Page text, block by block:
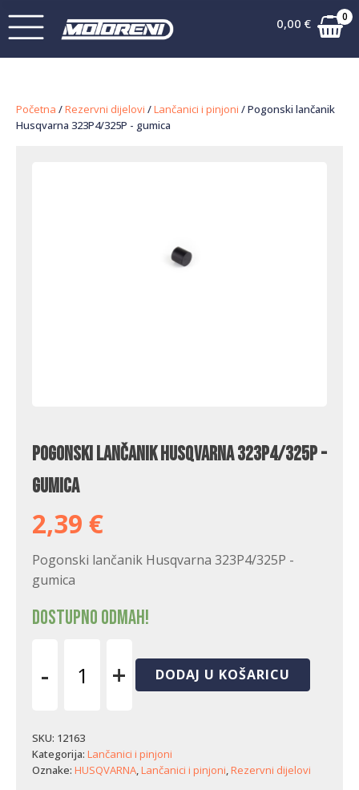
0,00 € 0
Početna /Rezervni dijelovi /Lančanici i pinjoni / Pogonski lančanik
Husqvarna 323P4/325P - gumica
Pogonski lančanik Husqvarna 323P4/325P -
gumica
2,39 €
Pogonski lančanik Husqvarna 323P4/325P -
gumica
Dostupno odmah!
-
323P4/325P
-
gumica
+ DODAJ U KOŠARICU
SKU: 12163
Kategorija: Lančanici i pinjoni
Oznake: HUSQVARNA,Lančanici i pinjoni,Rezervni dijelovi